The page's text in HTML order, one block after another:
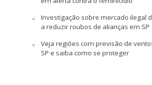
Investigação sobre mercado ilegal
a reduzir roubos de alianças em SP
Veja regiões com previsão de
SP e saiba como se proteger